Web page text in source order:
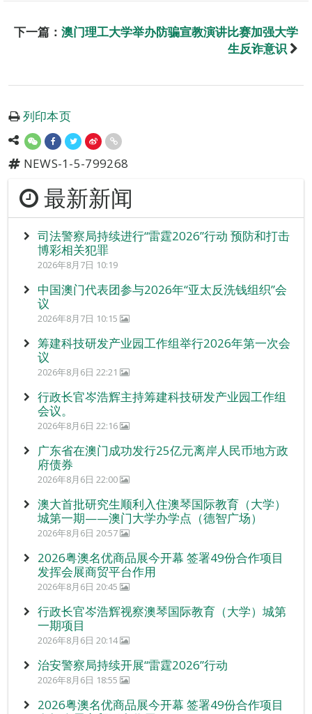
下一篇： 澳门理工大学举办防骗宣教演讲比赛加强大学
生反诈意识
列印本页
NEWS-1-5-799268
最新新闻
司法警察局持续进行“雷霆2026”行动 预防和打击
博彩相关犯罪
2026年8月7日 10:19
中国澳门代表团参与2026年“亚太反洗钱组织”会
议
2026年8月7日 10:15
筹建科技研发产业园工作组举行2026年第一次会
议
2026年8月6日 22:21
行政长官岑浩辉主持筹建科技研发产业园工作组
会议。
2026年8月6日 22:16
广东省在澳门成功发行25亿元离岸人民币地方政
府债券
2026年8月6日 22:00
澳大首批研究生顺利入住澳琴国际教育（大学）
城第一期——澳门大学办学点（德智广场）
2026年8月6日 20:57
2026粤澳名优商品展今开幕 签署49份合作项目
发挥会展商贸平台作用
2026年8月6日 20:45
行政长官岑浩辉视察澳琴国际教育（大学）城第
一期项目
2026年8月6日 20:14
治安警察局持续开展“雷霆2026”行动
2026年8月6日 18:55
2026粤澳名优商品展今开幕 签署49份合作项目